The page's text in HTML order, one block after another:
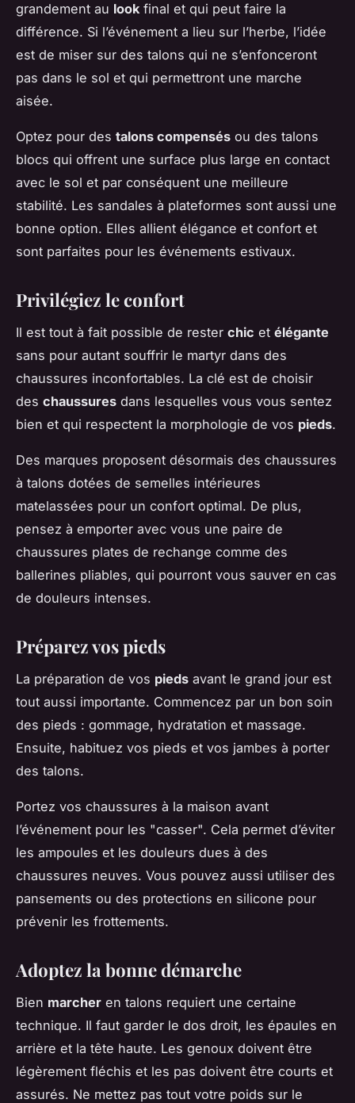
grandement au look final et qui peut faire la
différence. Si l’événement a lieu sur l’herbe, l’idée
est de miser sur des talons qui ne s’enfonceront
pas dans le sol et qui permettront une marche
aisée.
Optez pour des talons compensés ou des talons
blocs qui offrent une surface plus large en contact
avec le sol et par conséquent une meilleure
stabilité. Les sandales à plateformes sont aussi une
bonne option. Elles allient élégance et confort et
sont parfaites pour les événements estivaux.
Privilégiez le confort
Il est tout à fait possible de rester chic et élégante
sans pour autant souffrir le martyr dans des
chaussures inconfortables. La clé est de choisir
des chaussures dans lesquelles vous vous sentez
bien et qui respectent la morphologie de vos pieds.
Des marques proposent désormais des chaussures
à talons dotées de semelles intérieures
matelassées pour un confort optimal. De plus,
pensez à emporter avec vous une paire de
chaussures plates de rechange comme des
ballerines pliables, qui pourront vous sauver en cas
de douleurs intenses.
Préparez vos pieds
La préparation de vos pieds avant le grand jour est
tout aussi importante. Commencez par un bon soin
des pieds : gommage, hydratation et massage.
Ensuite, habituez vos pieds et vos jambes à porter
des talons.
Portez vos chaussures à la maison avant
l’événement pour les "casser". Cela permet d’éviter
les ampoules et les douleurs dues à des
chaussures neuves. Vous pouvez aussi utiliser des
pansements ou des protections en silicone pour
prévenir les frottements.
Adoptez la bonne démarche
Bien marcher en talons requiert une certaine
technique. Il faut garder le dos droit, les épaules en
arrière et la tête haute. Les genoux doivent être
légèrement fléchis et les pas doivent être courts et
assurés. Ne mettez pas tout votre poids sur le